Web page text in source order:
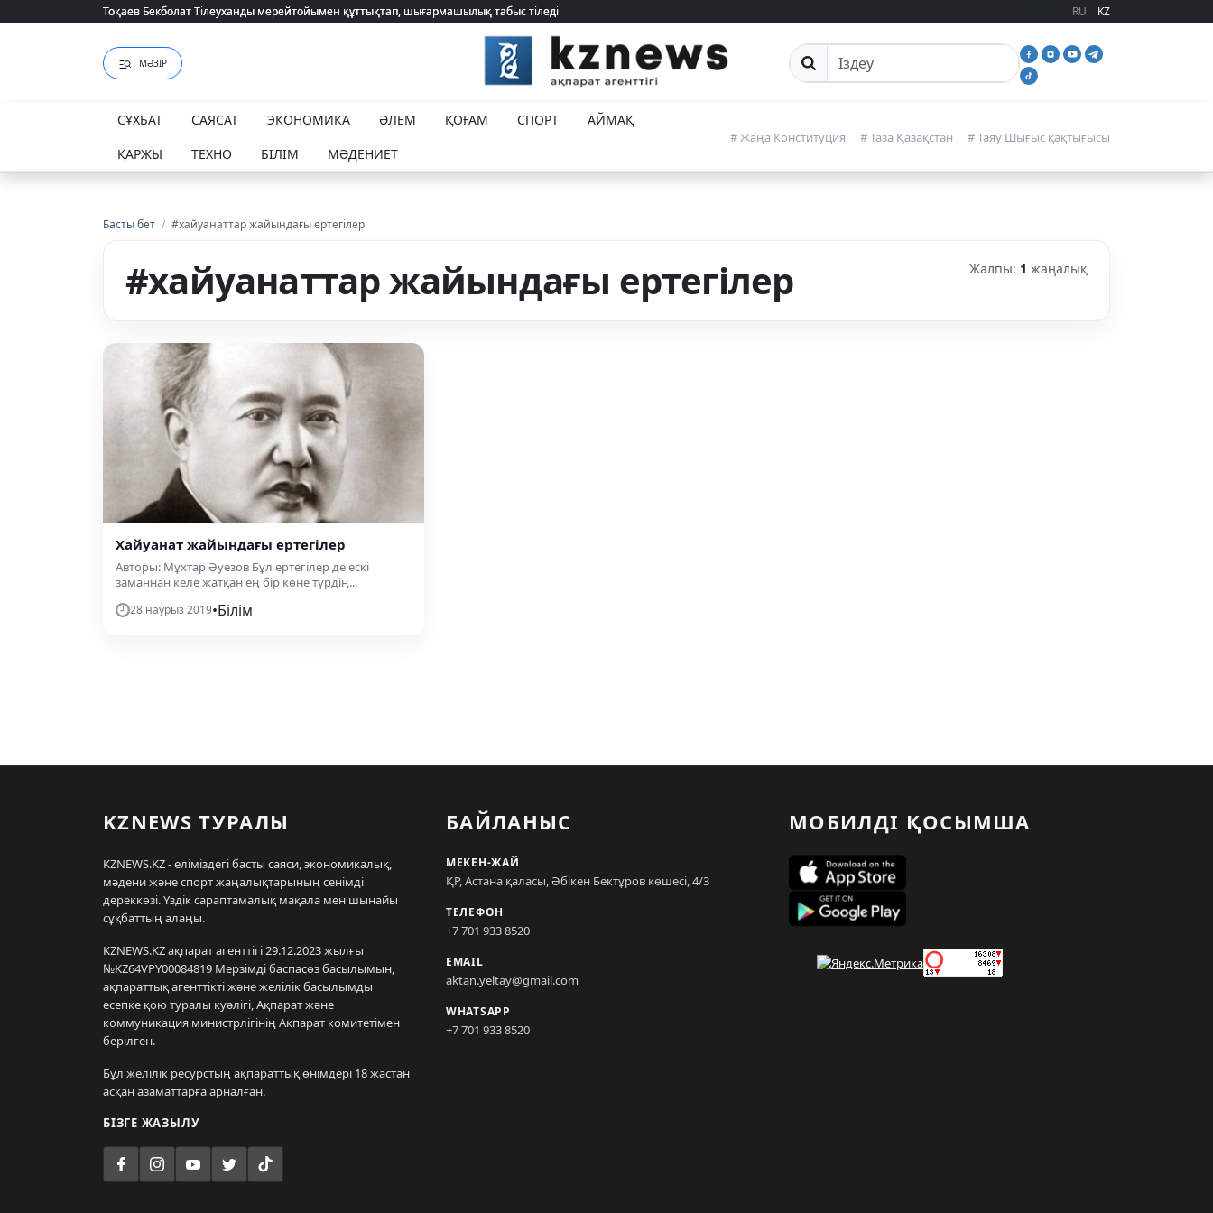
Тоқаев Бекболат Тілеуханды мерейтойымен құттықтап, шығармашылық табыс тіледі
Тоқаев Бекболат Тілеуханды мерейтойымен құттықтап, шығармашылық табыс тіледі RU KZ
МӘЗІР Сайттан іздеу
СҰХБАТ САЯСАТ ЭКОНОМИКА ӘЛЕМ ҚОҒАМ СПОРТ
АЙМАҚ
ҚАРЖЫ
ТЕХНО БІЛІМ МӘДЕНИЕТ
# Жаңа Конституция # Таза Қазақстан # Таяу Шығыс қақтығысы
Басты бет / #хайуанаттар жайындағы ертегілер
#хайуанаттар жайындағы ертегілер Жалпы: 1 жаңалық
Хайуанат жайындағы ертегілер
Авторы: Мұхтар Әуезов Бұл ертегілер де ескі
заманнан келе жатқан ең бір көне түрдің...
28 наурыз 2019•Білім
KZNEWS ТУРАЛЫ
KZNEWS.KZ - еліміздегі басты саяси, экономикалық,
мәдени және спорт жаңалықтарының сенімді
дереккөзі. Үздік сараптамалық мақала мен шынайы
сұқбаттың алаңы.
KZNEWS.KZ ақпарат агенттігі 29.12.2023 жылғы
№KZ64VPY00084819 Мерзімді баспасөз басылымын,
ақпараттық агенттікті және желілік басылымды
есепке қою туралы куәлігі, Ақпарат және
коммуникация министрлігінің Ақпарат комитетімен
берілген.
Бұл желілік ресурстың ақпараттық өнімдері 18 жастан
асқан азаматтарға арналған.
БІЗГЕ ЖАЗЫЛУ
БАЙЛАНЫС
МЕКЕН-ЖАЙ
ҚР, Астана қаласы, Әбікен Бектұров көшесі, 4/3
ТЕЛЕФОН
+7 701 933 8520
EMAIL
aktan.yeltay@gmail.com
WHATSAPP
+7 701 933 8520
МОБИЛДІ ҚОСЫМША